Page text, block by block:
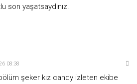
son yaşatsaydınız.
08:38
şeker kız candy izleten ekibe